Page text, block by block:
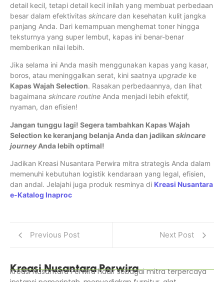
detail kecil, tetapi detail kecil inilah yang membuat perbedaan
besar dalam efektivitas skincare dan kesehatan kulit jangka
panjang Anda. Dari kemampuan menghemat toner hingga
teksturnya yang super lembut, kapas ini benar-benar
memberikan nilai lebih.
Jika selama ini Anda masih menggunakan kapas yang kasar,
boros, atau meninggalkan serat, kini saatnya upgrade ke
Kapas Wajah Selection. Rasakan perbedaannya, dan lihat
bagaimana skincare routine Anda menjadi lebih efektif,
nyaman, dan efisien!
Jangan tunggu lagi! Segera tambahkan Kapas Wajah
Selection ke keranjang belanja Anda dan jadikan skincare
journeyAnda lebih optimal!
Jadikan Kreasi Nusantara Perwira mitra strategis Anda dalam
memenuhi kebutuhan logistik kendaraan yang legal, efisien,
dan andal. Jelajahi juga produk resminya di Kreasi Nusantara
e-Katalog Inaproc
Previous Post Next Post
Kreasi Nusantara Perwira
Kreasi Nusantara Perwira hadir sebagai mitra terpercaya